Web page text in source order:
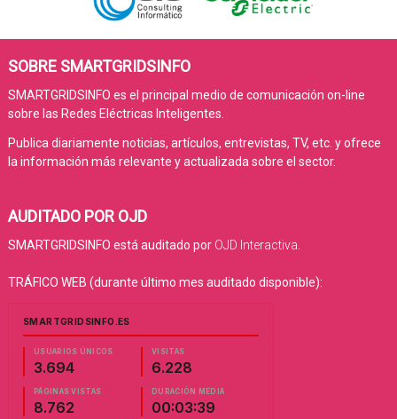
SOBRE SMARTGRIDSINFO
SMARTGRIDSINFO es el principal medio de comunicación on-line
sobre las Redes Eléctricas Inteligentes.
Publica diariamente noticias, artículos, entrevistas, TV, etc. y ofrece
la información más relevante y actualizada sobre el sector.
AUDITADO POR OJD
SMARTGRIDSINFO está auditado por OJD Interactiva
TRÁFICO WEB (durante último mes auditado disponible):